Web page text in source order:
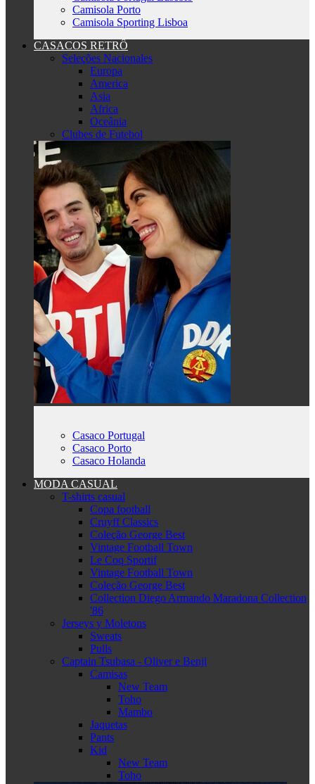
Camisola Porto
Camisola Sporting Lisboa
CASACOS RETRÔ
Seleções Nacionales
Europa
America
Asia
Africa
Oceânia
Clubes de Futebol
Casaco Portugal
Casaco Porto
Casaco Holanda
MODA CASUAL
T-shirts casual
Copa football
Cruyff Classics
Coleção George Best
Vintage Football Town
Le Coq Sportif
Vintage Football Town
Coleção George Best
Collection Diego Armando Maradona Collection
'86
Jerseys y Moletons
Sweats
Pulls
Captain Tsubasa - Oliver e Benji
Camisas
New Team
Toho
Mambo
Jaquetas
Pants
Kid
New Team
Toho